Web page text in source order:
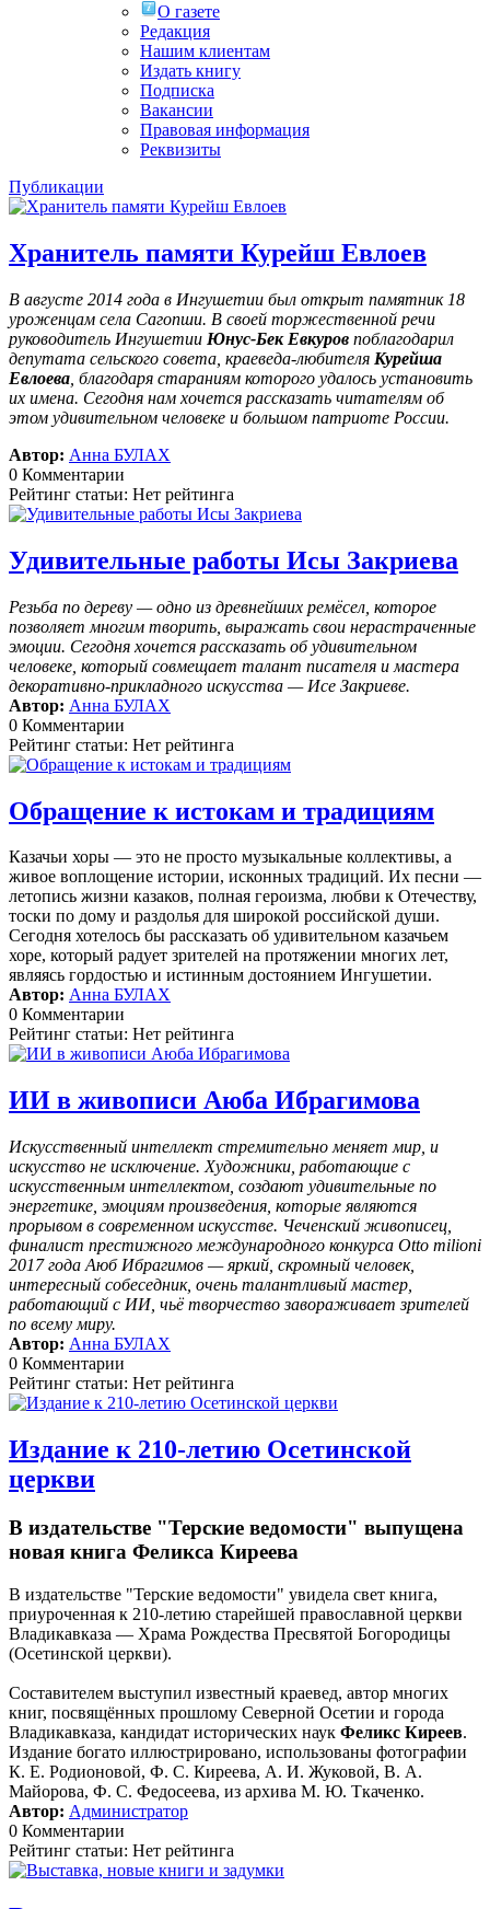
О газете
Редакция
Нашим клиентам
Издать книгу
Подписка
Вакансии
Правовая информация
Реквизиты
Публикации
Хранитель памяти Курейш Евлоев
В августе 2014 года в Ингушетии был открыт памятник 18
уроженцам села Сагопши. В своей торжественной речи
руководитель Ингушетии Юнус-Бек Евкуров поблагодарил
депутата сельского совета, краеведа-любителя Курейша
Евлоева , благодаря стараниям которого удалось установить
их имена. Сегодня нам хочется рассказать читателям об
этом удивительном человеке и большом патриоте России.
Автор: Анна БУЛАХ
0 Комментарии
Рейтинг статьи: Нет рейтинга
Удивительные работы Исы Закриева
Резьба по дереву — одно из древнейших ремёсел, которое
позволяет многим творить, выражать свои нерастраченные
эмоции. Сегодня хочется рассказать об удивительном
человеке, который совмещает талант писателя и мастера
декоративно-прикладного искусства — Исе Закриеве.
Автор: Анна БУЛАХ
0 Комментарии
Рейтинг статьи: Нет рейтинга
Обращение к истокам и традициям
Казачьи хоры — это не просто музыкальные коллективы, а
живое воплощение истории, исконных традиций. Их песни —
летопись жизни казаков, полная героизма, любви к Отечеству,
тоски по дому и раздолья для широкой российской души.
Сегодня хотелось бы рассказать об удивительном казачьем
хоре, который радует зрителей на протяжении многих лет,
являясь гордостью и истинным достоянием Ингушетии.
Автор: Анна БУЛАХ
0 Комментарии
Рейтинг статьи: Нет рейтинга
ИИ в живописи Аюба Ибрагимова
Искусственный интеллект стремительно меняет мир, и
искусство не исключение. Художники, работающие с
искусственным интеллектом, создают удивительные по
энергетике, эмоциям произведения, которые являются
прорывом в современном искусстве. Чеченский живописец,
финалист престижного международного конкурса Otto milioni
2017 года Аюб Ибрагимов — яркий, скромный человек,
интересный собеседник, очень талантливый мастер,
работающий с ИИ, чьё творчество завораживает зрителей
по всему миру.
Автор: Анна БУЛАХ
0 Комментарии
Рейтинг статьи: Нет рейтинга
Издание к 210-летию Осетинской
церкви
В издательстве "Терские ведомости" выпущена
новая книга Феликса Киреева
В издательстве "Терские ведомости" увидела свет книга,
приуроченная к 210-летию старейшей православной церкви
Владикавказа — Храма Рождества Пресвятой Богородицы
(Осетинской церкви).
Составителем выступил известный краевед, автор многих
книг, посвящённых прошлому Северной Осетии и города
Владикавказа, кандидат исторических наук Феликс Киреев.
Издание богато иллюстрировано, использованы фотографии
К. Е. Родионовой, Ф. С. Киреева, А. И. Жуковой, В. А.
Майорова, Ф. С. Федосеева, из архива М. Ю. Ткаченко.
Автор: Администратор
0 Комментарии
Рейтинг статьи: Нет рейтинга